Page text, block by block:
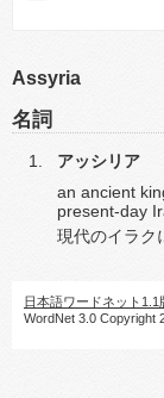
Assyria
名詞
アッシリア
an ancient
present-day
現代のイラク
日本語ワードネット1.1
WordNet 3.0 Copyright